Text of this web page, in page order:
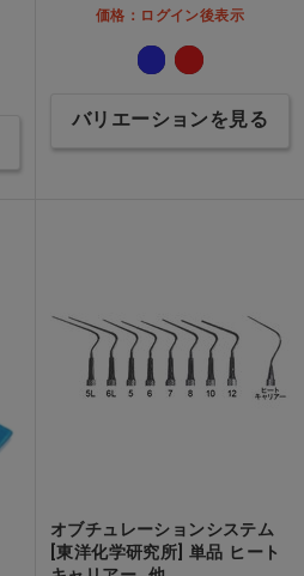
価格：ログイン後表示
バリエーションを見る
オブチュレーションシステム
[東洋化学研究所] 単品 ヒート